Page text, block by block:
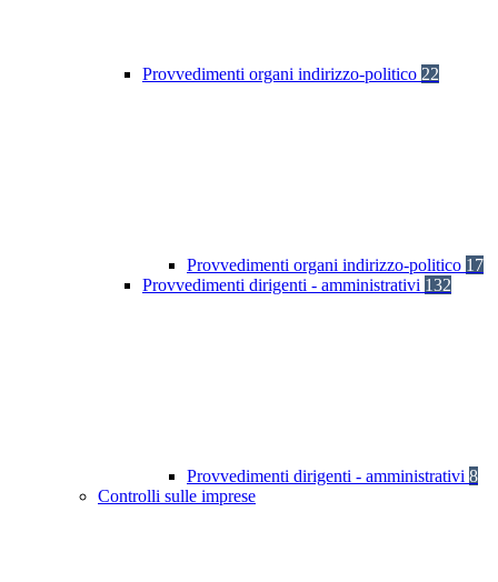
Provvedimenti organi indirizzo-politico 22
Provvedimenti organi indirizzo-politico 17
Provvedimenti dirigenti - amministrativi 132
Provvedimenti dirigenti - amministrativi 8
Controlli sulle imprese